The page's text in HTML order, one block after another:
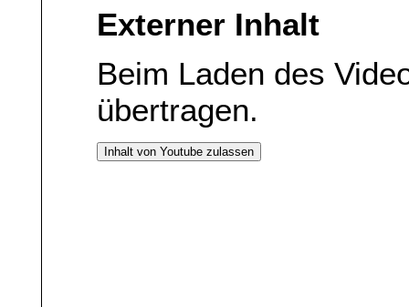
Externer Inhalt
Beim Laden des
übertragen.
Inhalt von Youtube zulassen